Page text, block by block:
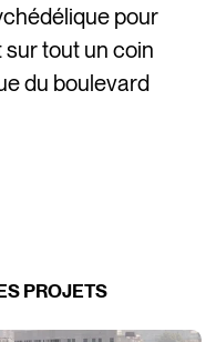
pour
tout un coin
du boulevard
PROJETS